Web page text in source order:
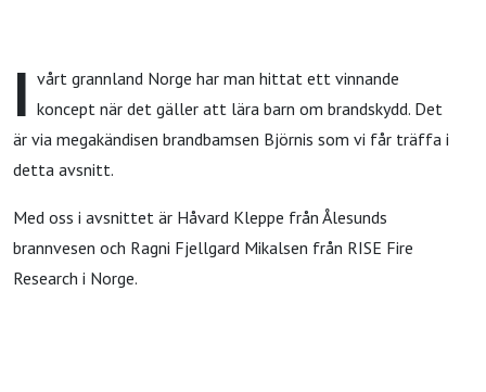
I vårt grannland Norge har man hittat ett vinnande
koncept när det gäller att lära barn om brandskydd. Det
är via megakändisen brandbamsen Björnis som vi får träffa i
detta avsnitt.
Med oss i avsnittet är Håvard Kleppe från Ålesunds
brannvesen och Ragni Fjellgard Mikalsen från RISE Fire
Research i Norge.